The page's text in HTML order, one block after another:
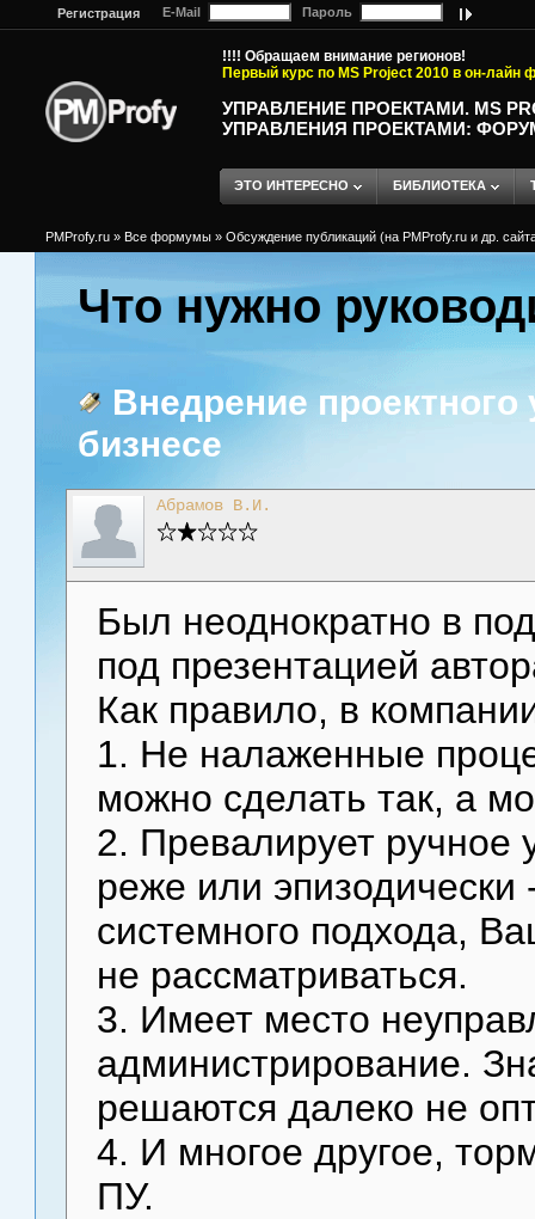
Регистрация E-Mail Пароль
!!!! Обращаем внимание регионов!
Первый курс по MS Project 2010 в он-лайн
УПРАВЛЕНИЕ ПРОЕКТАМИ. MS
УПРАВЛЕНИЯ ПРОЕКТАМИ:
ЭТО ИНТЕРЕСНО БИБЛИОТЕКА
PMProfy.ru » Все формумы » Обсуждение публикаций (на PMProfy.ru и др.
Что нужно
Внедрение
бизнесе
Абрамов В.И.
Был неоднократно в
под презентацией
Как правило, в
1. Не налаженные
можно сделать так, а
2. Превалирует ручное
реже или эпизодически
системного подхода,
не рассматриваться.
3. Имеет место
администрирование.
решаются далеко не
4. И многое другое,
ПУ.